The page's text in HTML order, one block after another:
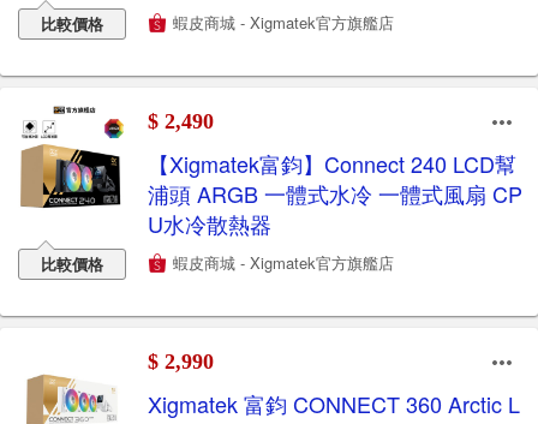
比較價格 蝦皮商城 - Xigmatek官方旗艦店
比較價格
$ 2,490
【Xigmatek富鈞】Connect 240 LCD幫
浦頭 ARGB 一體式水冷 一體式風扇 CP
U水冷散熱器
蝦皮商城 - Xigmatek官方旗艦店
$ 2,990
Xigmatek 富鈞 CONNECT 360 Arctic L